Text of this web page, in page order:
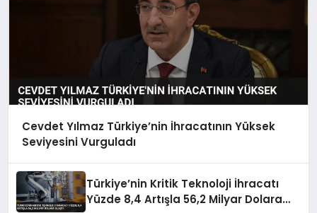
Cevdet Yılmaz Türkiye’nin İhracatının Yüksek
Seviyesini Vurguladı
Türkiye’nin Kritik Teknoloji İhracatı
Yüzde 8,4 Artışla 56,2 Milyar Dolara